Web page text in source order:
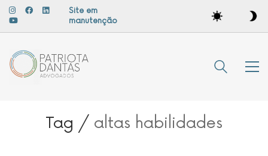
Site em
manutenção
Tag / altas habilidades